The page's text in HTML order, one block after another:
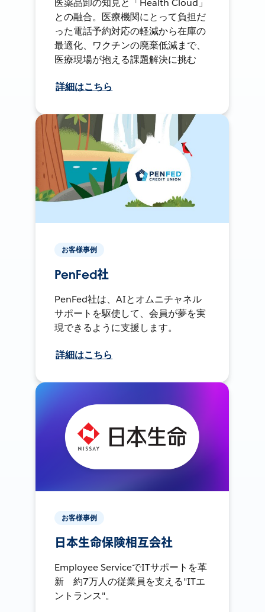
医薬品卸の知見と「Health Cloud」
との融合。医療機関にとって負担だ
った電話予約対応の軽減から在庫の
最適化、ワクチンの廃棄低減まで、
医療現場が抱える課題解決に挑む
詳細はこちら
お客様事例
PenFed社
PenFed社は、AIとオムニチャネル
サポートを駆使して、会員が夢を実
現できるように支援します。
詳細はこちら
お客様事例
日本生命保険相互会社
Employee ServiceでITサポートを革
新 約7万人の従業員を支える"ITエ
ントランス"。